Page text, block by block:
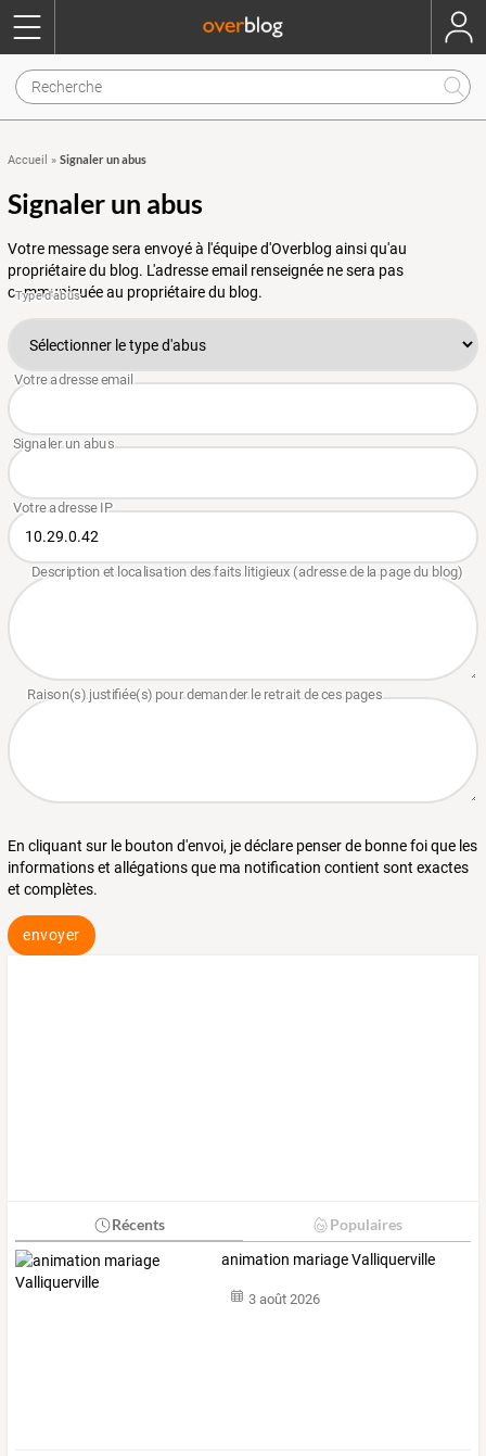
Accueil » Signaler un abus
Signaler un abus
Votre message sera envoyé à l'équipe d'Overblog ainsi qu'au
propriétaire du blog. L'adresse email renseignée ne sera pas
communiquée au propriétaire du blog.
En cliquant sur le bouton d'envoi, je déclare penser de bonne foi que les
informations et allégations que ma notification contient sont exactes
et complètes.
envoyer
Récents Populaires
animation mariage Valliquerville
3 août 2026